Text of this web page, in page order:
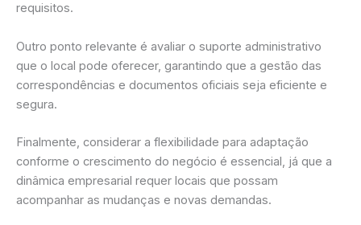
requisitos.
Outro ponto relevante é avaliar o suporte administrativo
que o local pode oferecer, garantindo que a gestão das
correspondências e documentos oficiais seja eficiente e
segura.
Finalmente, considerar a flexibilidade para adaptação
conforme o crescimento do negócio é essencial, já que a
dinâmica empresarial requer locais que possam
acompanhar as mudanças e novas demandas.